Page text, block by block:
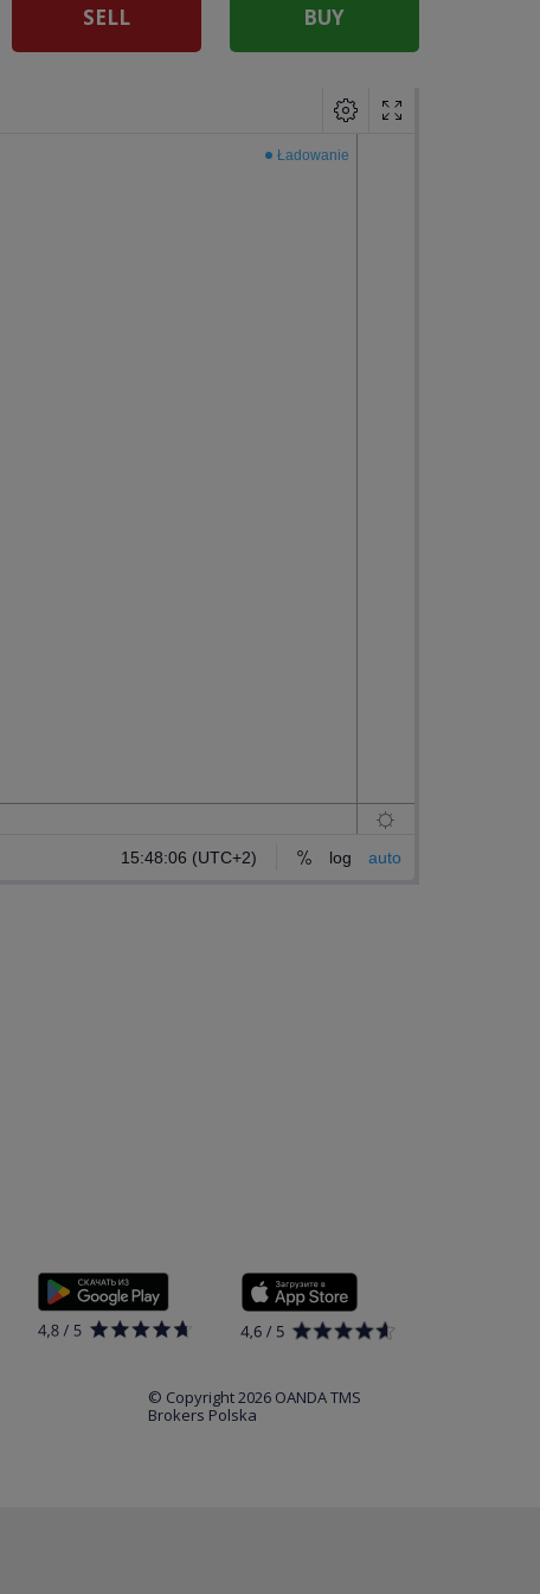
SELL BUY
© Copyright 2026 OANDA TMS
Brokers Polska